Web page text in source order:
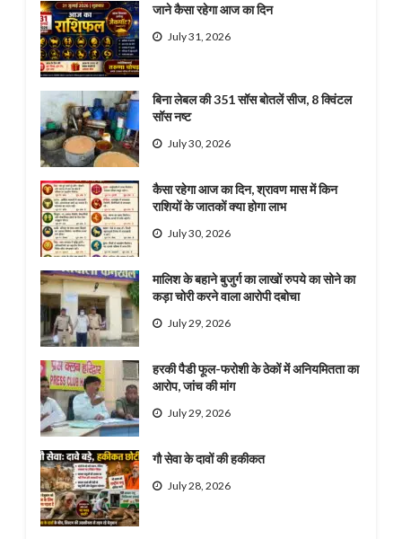
जाने कैसा रहेगा आज का दिन
July 31, 2026
बिना लेबल की 351 सॉस बोतलें सीज, 8 क्विंटल
सॉस नष्ट
July 30, 2026
कैसा रहेगा आज का दिन, श्रावण मास में किन
राशियों के जातकों क्या होगा लाभ
July 30, 2026
मालिश के बहाने बुजुर्ग का लाखों रुपये का सोने का
कड़ा चोरी करने वाला आरोपी दबोचा
July 29, 2026
हरकी पैडी फूल-फरोशी के ठेकों में अनियमितता का
आरोप, जांच की मांग
July 29, 2026
गौ सेवा के दावों की हकीकत
July 28, 2026